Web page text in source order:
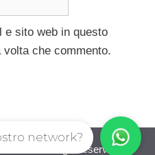
e sito web in questo
che commento.
© 2026. All right reserverd.
network?